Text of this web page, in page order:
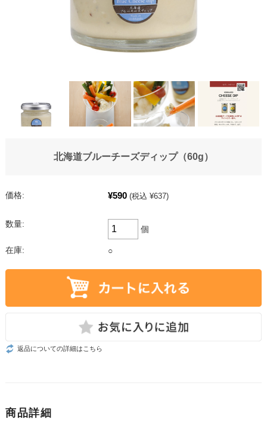
北海道ブルーチーズディップ（60g）
価格: ¥590 (税込 ¥637)
数量:
個
在庫: ○
返品についての詳細はこちら
商品詳細